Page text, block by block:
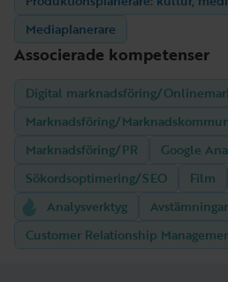
Mediaplanerare
Associerade kompetenser
Digital marknadsföring/
Marknadsföring/
Marknadsföring/PR
Google
Sökordsoptimering/SEO
Film
Analysverktyg
Avstämningar
Customer Relationship